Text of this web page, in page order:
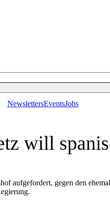
NewslettersEventsJobs
will
aufgefordert, gegen den